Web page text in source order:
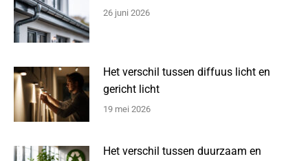
26 juni 2026
Het verschil tussen diffuus licht en
gericht licht
19 mei 2026
Het verschil tussen duurzaam en